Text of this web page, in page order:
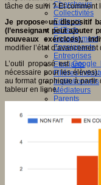
Chercheurs
Collectivités
Editeurs
EdTech
Encadrement
Enseignants
Entreprises
Etudiants
Filières
Institutionnels
Médiateurs
Parents
tâche de suivi ? Et
Je propose un dispositif
(l’enseignant peut ajouter
nouveaux exercices),
modifier l’état
L’outil proposé estGoogle
nécessaire pour les
au format graphique à partir
tableur en ligne.